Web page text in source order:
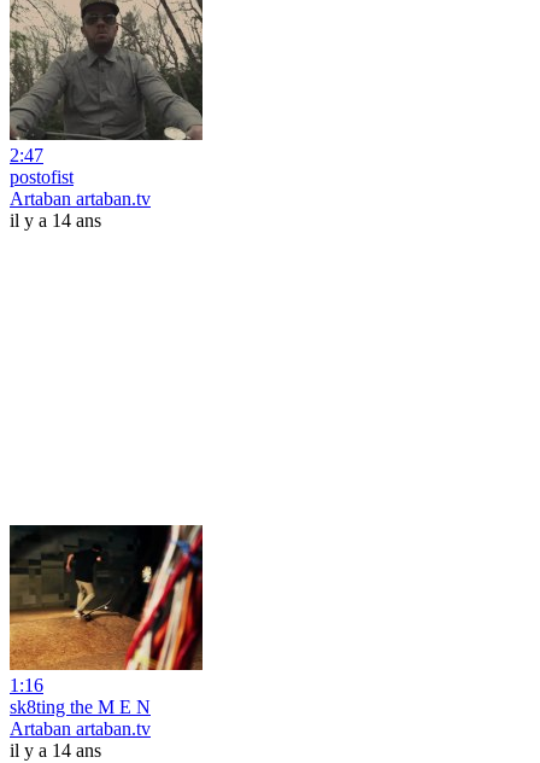
2:47
postofist
Artaban artaban.tv
il y a 14 ans
1:16
sk8ting the M E N
Artaban artaban.tv
il y a 14 ans